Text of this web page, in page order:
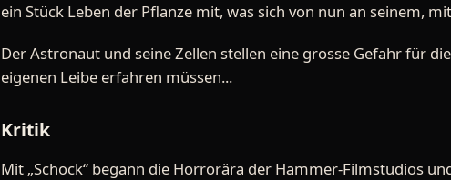
ein Stück Leben der Pflanze mit, was sich von nun an seinem,
Der Astronaut und seine Zellen stellen eine grosse Gefahr für
eigenen Leibe erfahren müssen...
Kritik
Mit „Schock“ begann die Horrorära der Hammer-Filmstudios